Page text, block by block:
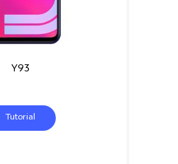
Y93
Tutorial